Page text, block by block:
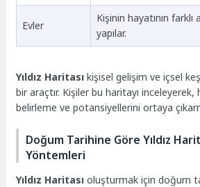
Evler
Kişinin hayatının farklı
yapılar.
Yıldız Haritası kişisel gelişim ve içsel
bir araçtır. Kişiler bu haritayı inceleyerek,
belirleme ve potansiyellerini ortaya
Doğum Tarihine Göre Yıldız
Yöntemleri
Yıldız Haritası oluşturmak için doğum